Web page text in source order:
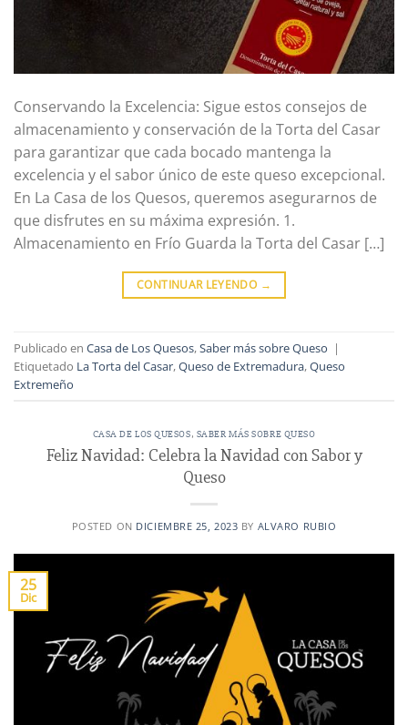
Conservando la Excelencia: Sigue estos consejos de
almacenamiento y conservación de la Torta del Casar
para garantizar que cada bocado mantenga la
excelencia y el sabor único de este queso excepcional.
En La Casa de los Quesos, queremos asegurarnos de
que disfrutes en su máxima expresión. 1.
Almacenamiento en Frío Guarda la Torta del Casar […]
CONTINUAR LEYENDO →
Publicado en Casa de Los Quesos,Saber más sobre Queso |
Etiquetado La Torta del Casar,Queso de Extremadura,Queso
Extremeño
CASA DE LOS QUESOS, SABER MÁS SOBRE QUESO
Feliz Navidad: Celebra la Navidad con Sabor y
Queso
POSTED ON DICIEMBRE 25, 2023 BY ALVARO RUBIO
25
Dic